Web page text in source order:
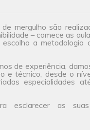
mergulho são
– comece as
escolha a metodologia
de experiência,
e técnico, desde o
especialidades
esclarecer as